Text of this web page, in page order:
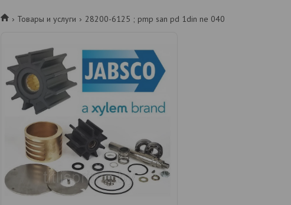
Товары и услуги 28200-6125 ; pmp san pd 1din ne 040